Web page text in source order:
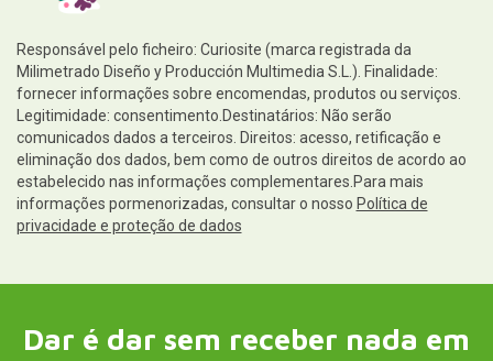
Responsável pelo ficheiro: Curiosite (marca registrada da
Milimetrado Diseño y Producción Multimedia S.L.). Finalidade:
fornecer informações sobre encomendas, produtos ou serviços.
Legitimidade: consentimento.Destinatários: Não serão
comunicados dados a terceiros. Direitos: acesso, retificação e
eliminação dos dados, bem como de outros direitos de acordo ao
estabelecido nas informações complementares.Para mais
informações pormenorizadas, consultar o nosso Política de
privacidade e proteção de dados
Dar é dar sem receber nada em